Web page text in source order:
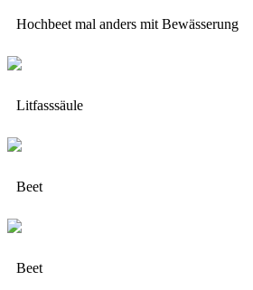
Hochbeet mal anders mit Bewässerung
Litfasssäule
Beet
Beet